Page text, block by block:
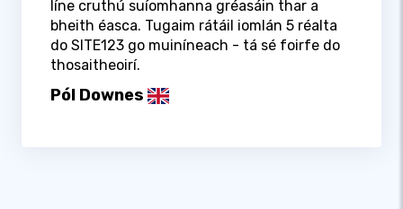
líne cruthú suíomhanna gréasáin thar a
bheith éasca. Tugaim rátáil iomlán 5 réalta
do SITE123 go muiníneach - tá sé foirfe do
thosaitheoirí.
Pól Downes